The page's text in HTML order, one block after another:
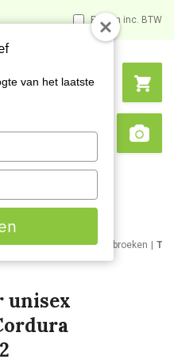
Prijzen inc. BTW
Search
en werkkleding Werkbroeken
unisex
van het laatste